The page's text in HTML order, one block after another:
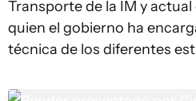
Transporte de la IM y
quien el gobierno ha
técnica de los diferentes